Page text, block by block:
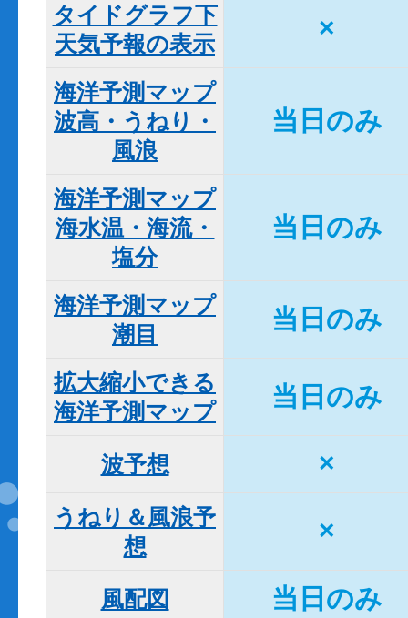
タイドグラフ下
天気予報の表示
×
海洋予測マップ
波高・うねり・
風浪
当日のみ
海洋予測マップ
海水温・海流・
塩分
当日のみ
海洋予測マップ
潮目
当日のみ
拡大縮小できる
海洋予測マップ
当日のみ
波予想 ×
うねり＆風浪予
想
×
風配図 当日のみ